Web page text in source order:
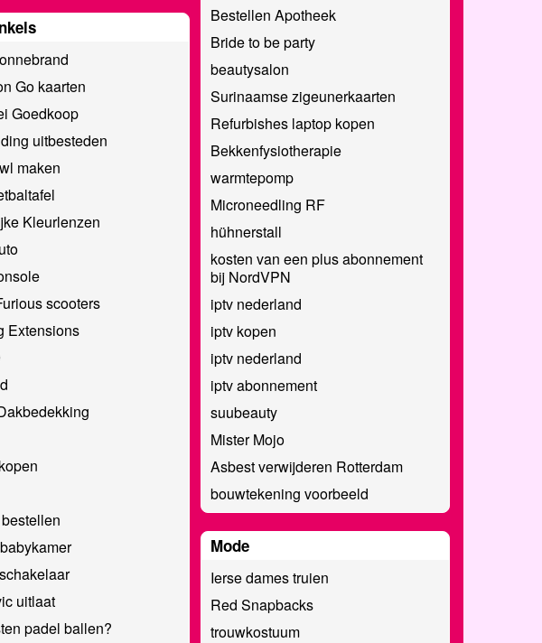
Go kaarten
Goedkoop
uitbesteden
maken
Kleurlenzen
scooters
Extensions
uitlaat
padel ballen?
Bestellen Apotheek
Bride to be party
beautysalon
Surinaamse zigeunerkaarten
Refurbishes laptop kopen
Bekkenfysiotherapie
warmtepomp
Microneedling RF
hühnerstall
kosten van een plus abonnement
bij NordVPN
iptv nederland
iptv kopen
iptv nederland
iptv abonnement
suubeauty
Mister Mojo
Asbest verwijderen Rotterdam
bouwtekening voorbeeld
Mode
Ierse dames truien
Red Snapbacks
trouwkostuum